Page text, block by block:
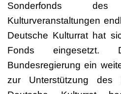
Sonderfonds
Kulturveranstaltungen
Deutsche Kulturrat hat
Fonds
Bundesregierung ein
zur Unterstützung des